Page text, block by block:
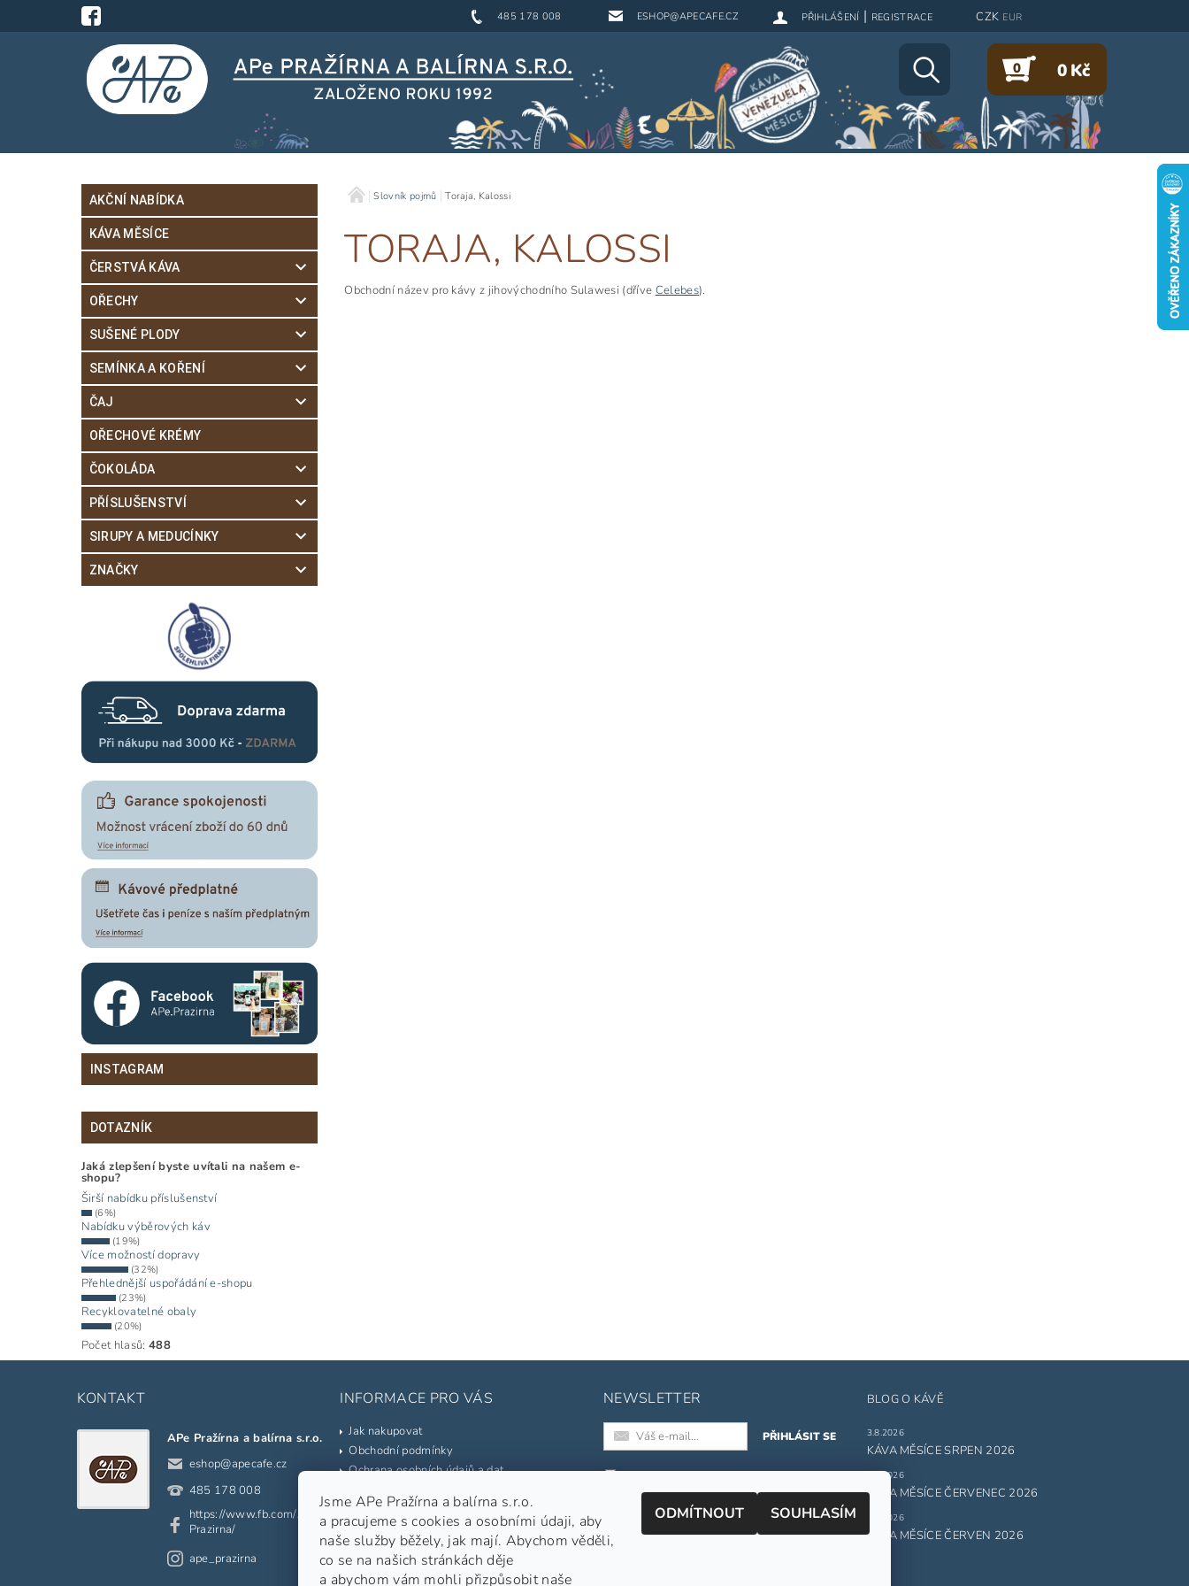
485 178 008 ESHOP@APECAFE.CZ CZK EUR
PŘIHLÁŠENÍ | REGISTRACE
0 0 Kč
AKČNÍ NABÍDKA
KÁVA MĚSÍCE
ČERSTVÁ KÁVA
OŘECHY
SUŠENÉ PLODY
SEMÍNKA A KOŘENÍ
ČAJ
OŘECHOVÉ KRÉMY
ČOKOLÁDA
PŘÍSLUŠENSTVÍ
SIRUPY A MEDUCÍNKY
ZNAČKY
INSTAGRAM
DOTAZNÍK
Jaká zlepšení byste uvítali na našem e-
shopu?
Širší nabídku příslušenství
(6%)
Nabídku výběrových káv
(19%)
Více možností dopravy
(32%)
Přehlednější uspořádání e-shopu
(23%)
Recyklovatelné obaly
(20%)
Počet hlasů: 488
Slovník pojmů Toraja, Kalossi
TORAJA, KALOSSI
Obchodní název pro kávy z jihovýchodního Sulawesi (dříve Celebes).
KONTAKT
APe Pražírna a balírna s.r.o.
eshop@apecafe.cz
485 178 008
https://www.fb.com/APe.
Prazirna/
ape_prazirna
INFORMACE PRO VÁS
Jak nakupovat
Obchodní podmínky
Ochrana osobních údajů a dat
Prodávané značky
Slovník pojmů
Odkazy
Moje objednávka
NEWSLETTER
souhlasíte s našimiobchodními
podmínkami.
Informace o zpracování osobních údajů.
BLOG O KÁVĚ
3.8.2026
KÁVA MĚSÍCE SRPEN 2026
1.7.2026
KÁVA MĚSÍCE ČERVENEC 2026
1.6.2026
KÁVA MĚSÍCE ČERVEN 2026
Jsme APe Pražírna a balírna s.r.o.
a pracujeme s cookies a osobními údaji, aby
naše služby běžely, jak mají. Abychom věděli,
co se na našich stránkách děje
a abychom vám mohli přizpůsobit naše
ODMÍTNOUT SOUHLASÍM